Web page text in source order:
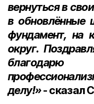
вернуться в
в обновлённые
фундамент, на
округ.
делу!»- сказал